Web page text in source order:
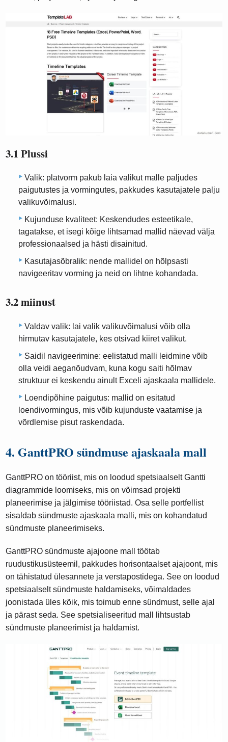
3.1 Plussi
Valik: platvorm pakub laia valikut malle paljudes
paigutustes ja vormingutes, pakkudes kasutajatele palju
valikuvõimalusi.
Kujunduse kvaliteet: Keskendudes esteetikale,
tagatakse, et isegi kõige lihtsamad mallid näevad välja
professionaalsed ja hästi disainitud.
Kasutajasõbralik: nende mallidel on hõlpsasti
navigeeritav vorming ja neid on lihtne kohandada.
3.2 miinust
Valdav valik: lai valik valikuvõimalusi võib olla
hirmutav kasutajatele, kes otsivad kiiret valikut.
Saidil navigeerimine: eelistatud malli leidmine võib
olla veidi aeganõudvam, kuna kogu saiti hõlmav
struktuur ei keskendu ainult Exceli ajaskaala mallidele.
Loendipõhine paigutus: mallid on esitatud
loendivormingus, mis võib kujunduste vaatamise ja
võrdlemise pisut raskendada.
4. GanttPRO sündmuse ajaskaala mall
GanttPRO on tööriist, mis on loodud spetsiaalselt Gantti
diagrammide loomiseks, mis on võimsad projekti
planeerimise ja jälgimise tööriistad. Osa selle portfellist
sisaldab sündmuste ajaskaala malli, mis on kohandatud
sündmuste planeerimiseks.
GanttPRO sündmuste ajajoone mall töötab
ruudustikusüsteemil, pakkudes horisontaalset ajajoont, mis
on tähistatud ülesannete ja verstapostidega. See on loodud
spetsiaalselt sündmuste haldamiseks, võimaldades
joonistada üles kõik, mis toimub enne sündmust, selle ajal
ja pärast seda. See spetsialiseeritud mall lihtsustab
sündmuste planeerimist ja haldamist.